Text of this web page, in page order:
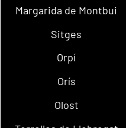
Margarida de Montbui
Sitges
Orpí
Orís
Olost